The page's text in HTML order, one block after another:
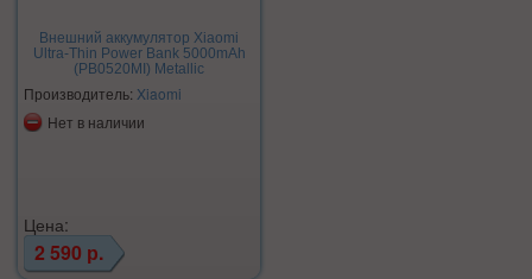
Внешний аккумулятор Xiaomi
Ultra-Thin Power Bank 5000mAh
(PB0520MI) Metallic
Производитель: Xiaomi
Нет в наличии
Цена:
2 590 р.